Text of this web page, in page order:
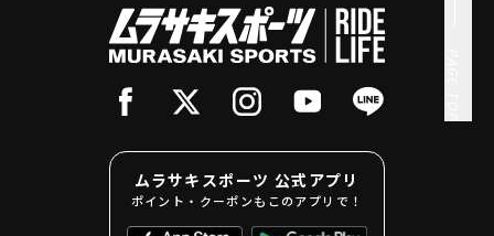
ムラサキスポーツ 公式アプリ
ポイント・クーポンもこのアプリで！